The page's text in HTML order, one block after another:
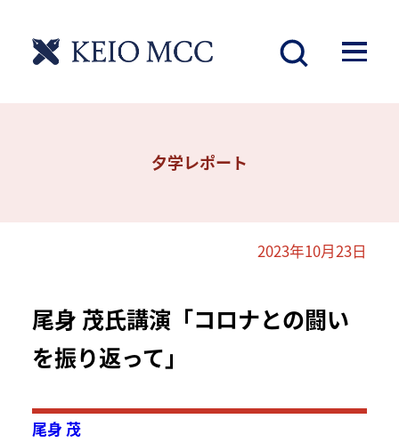
夕学レポート
2023年10月23日
尾身 茂氏講演「コロナとの闘い
を振り返って」
尾身 茂